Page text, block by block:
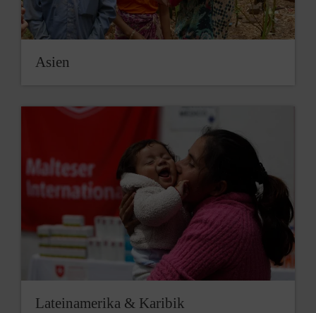
Asien
Lateinamerika & Karibik